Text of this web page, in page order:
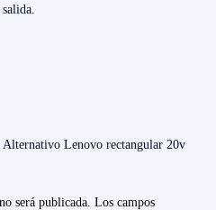
Lenovo rectangular 20v
será publicada. Los campos